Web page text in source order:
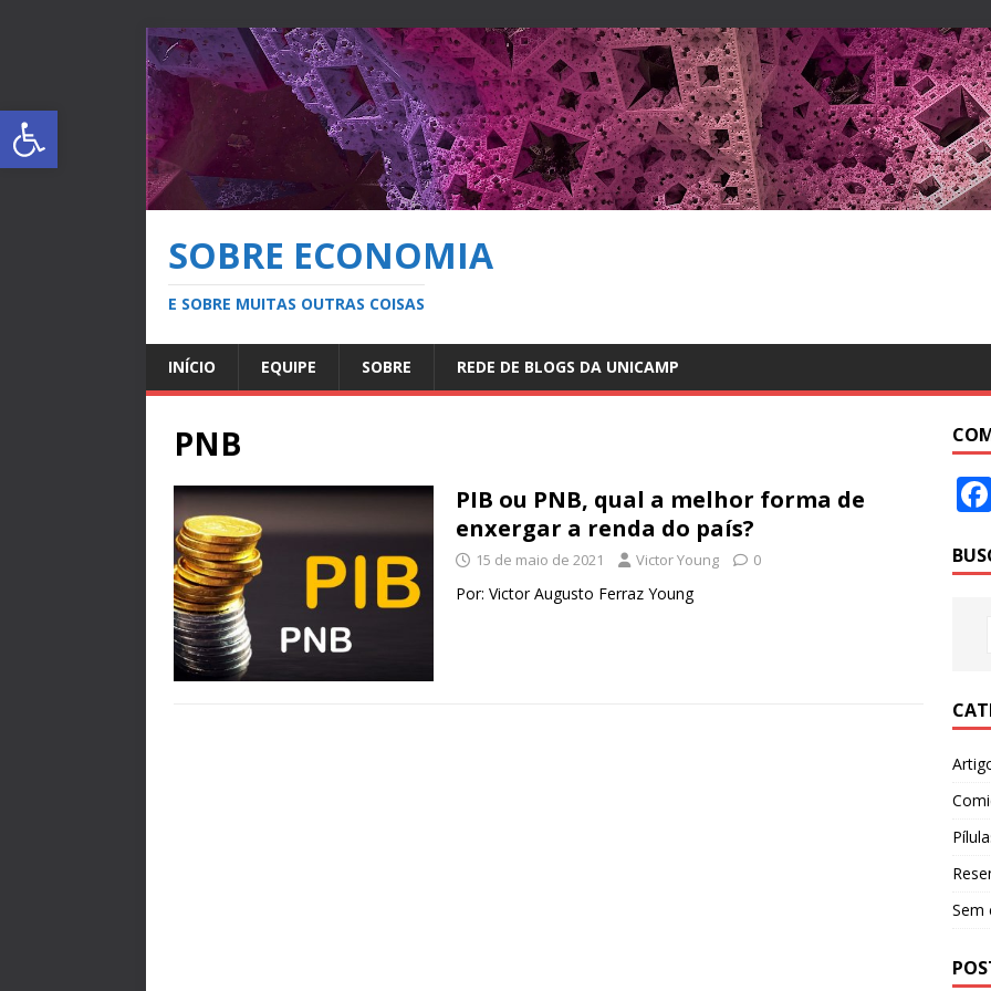
Abrir a barra de ferramentas
SOBRE ECONOMIA
E SOBRE MUITAS OUTRAS COISAS
INÍCIO EQUIPE SOBRE REDE DE BLOGS DA UNICAMP
PNB
PIB ou PNB, qual a melhor forma de
enxergar a renda do país?
15 de maio de 2021 Victor Young 0
Por: Victor Augusto Ferraz Young
Sem